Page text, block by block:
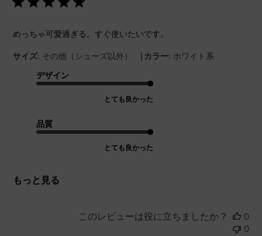
めっちゃ可愛過ぎる。すぐ使いたいです。
サイズ: その他（シューズ以外） | カラー: ホワイト系
デザイン
とても良かった
品質
とても良かった
もっと見る
このレビューは役に立ちましたか？
0
0